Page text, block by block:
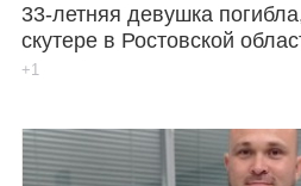
33-летняя девушка
скутере в Ростовской
+1